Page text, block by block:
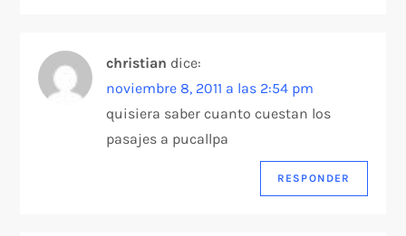
christian dice:
noviembre 8, 2011 a las 2:54 pm
quisiera saber cuanto cuestan los
pasajes a pucallpa
RESPONDER